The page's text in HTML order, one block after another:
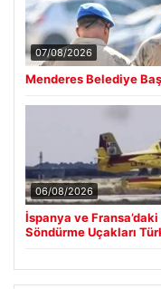
07/08/2026
Menderes Belediye
06/08/2026
İspanya ve
Söndürme Uçakları